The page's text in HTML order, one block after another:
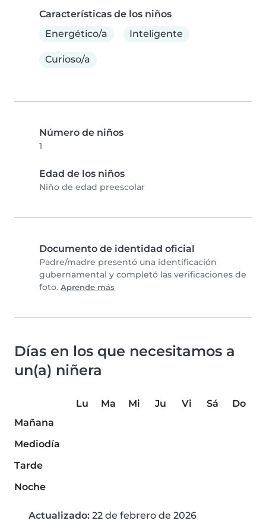
Características de los niños
Energético/a
Inteligente
Curioso/a
Número de niños
1
Edad de los niños
Niño de edad preescolar
Documento de identidad oficial
Padre/madre presentó una identificación
gubernamental y completó las verificaciones de
foto. Aprende más
Días en los que necesitamos a
un(a) niñera
Lu Ma Mi Ju Vi Sá
Do
Mañana
Mediodía
Tarde
Noche
Actualizado: 22 de febrero de 2026